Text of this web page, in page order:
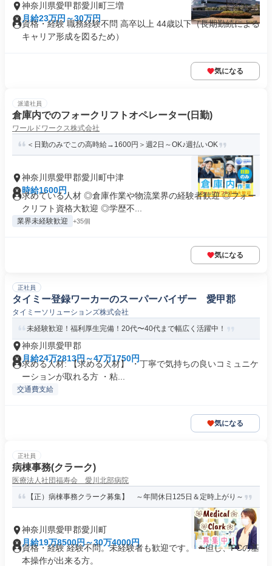
神奈川県愛甲郡愛川町三増
月給23万円～30万円
資格・経験 職務経験不問 高卒以上 44歳以下（長期勤続による
キャリア形成を図るため）
気になる
派遣社員
倉庫内でのフォークリフトオペレーター(日勤)
ワールドワークス株式会社
＜日勤のみでこの高時給→1600円＞週2日～OK♪週払いOK
神奈川県愛甲郡愛川町中津
時給1600円
求めている人材 ◎倉庫作業や物流業界の経験者歓迎 ◎フォー
クリフト資格大歓迎 ◎学歴不...
業界未経験歓迎 +35個
気になる
正社員
タイミー登録ワーカーのスーパーバイザー 愛甲郡
タイミーソリューションズ株式会社
未経験歓迎！福利厚生完備！20代〜40代まで幅広く活躍中！
神奈川県愛甲郡
月給24万2813円～47万1750円
求める人材: 【求める人材】 ・丁寧で気持ちの良いコミュニケ
ーションが取れる方 ・粘...
交通費支給
気になる
正社員
病棟事務(クラーク)
医療法人社団福寿会 愛川北部病院
【正）病棟事務クラーク募集】 ～年間休日125日＆定時上がり～
神奈川県愛甲郡愛川町
月給19万8500円～30万4000円
資格・経験 経験不問。未経験者も歓迎です。 ＊但し、PCの基
本操作が出来る方。